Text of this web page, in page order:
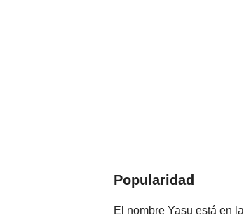
Popularidad
El nombre Yasu está en la